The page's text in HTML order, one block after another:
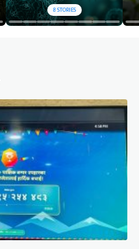
8STORIES